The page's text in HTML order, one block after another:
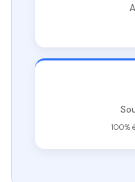
100%